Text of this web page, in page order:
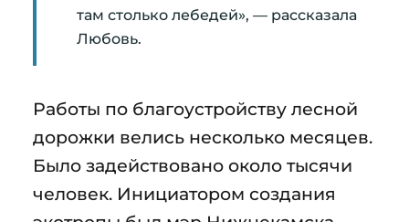
там столько лебедей», — рассказала
Любовь.
Работы по благоустройству лесной
дорожки велись несколько месяцев.
Было задействовано около тысячи
человек. Инициатором создания